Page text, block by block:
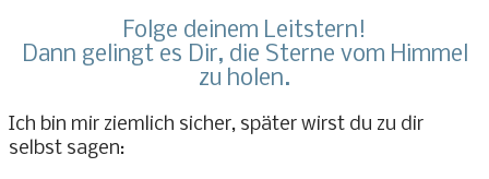
Folge deinem Leitstern!
Dann gelingt es Dir, die Sterne vom Himmel
zu holen.
Ich bin mir ziemlich sicher, später wirst du zu dir
selbst sagen: